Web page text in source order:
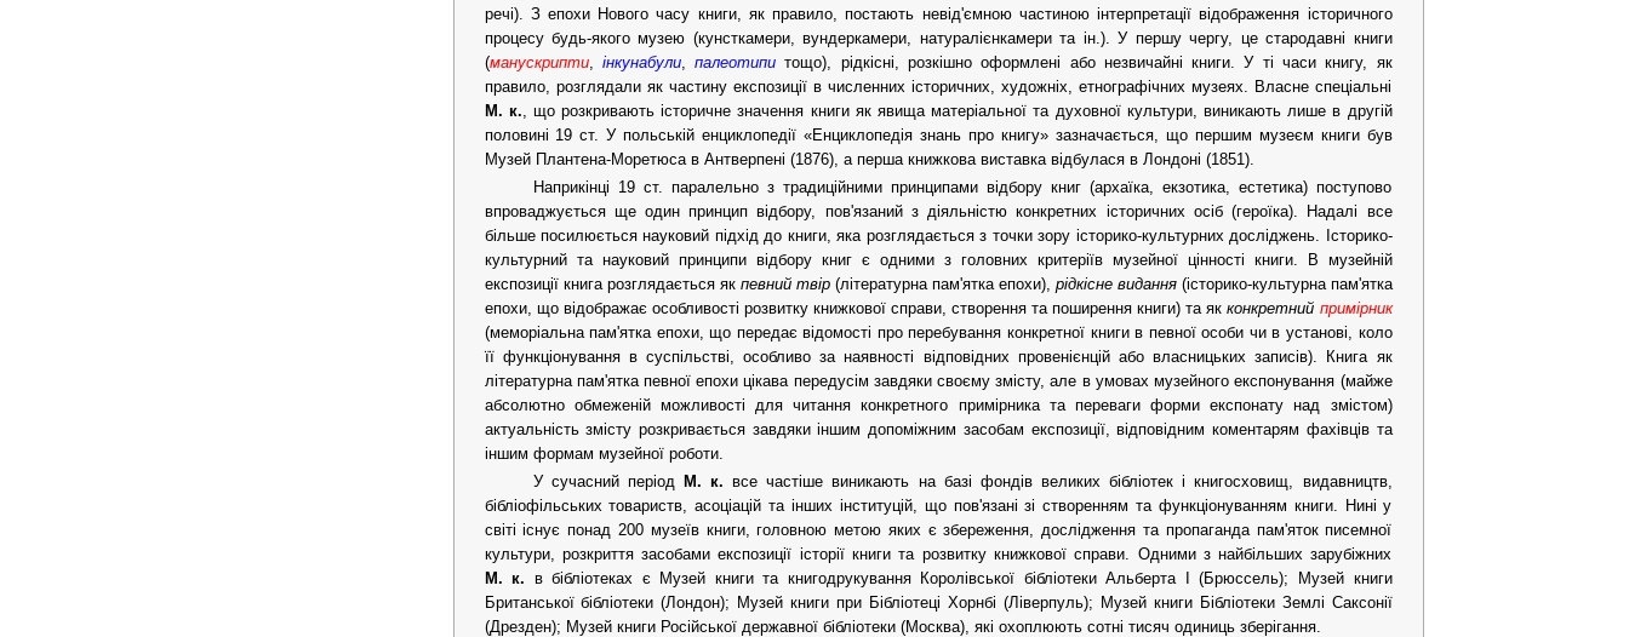
речі). З епохи Нового часу книги, як правило, постають невід'ємною частиною інтерпретації відображення історичного
процесу будь-якого музею (кунсткамери, вундеркамери, натуралієнкамери та ін.). У першу чергу, це стародавні книги
(манускрипти, інкунабули,палеотипи тощо), рідкісні, розкішно оформлені або незвичайні книги. У ті часи книгу, як
правило, розглядали як частину експозиції в численних історичних, художніх, етнографічних музеях. Власне спеціальні
М. к., що розкривають історичне значення книги як явища матеріальної та духовної культури, виникають лише в другій
половині 19 ст. У польській енциклопедії «Енциклопедія знань про книгу» зазначається, що першим музеєм книги був
Музей Плантена-Моретюса в Антверпені (1876), а перша книжкова виставка відбулася в Лондоні (1851).
Наприкінці 19 ст. паралельно з традиційними принципами відбору книг (архаїка, екзотика, естетика) поступово
впроваджується ще один принцип відбору, пов'язаний з діяльністю конкретних історичних осіб (героїка). Надалі все
більше посилюється науковий підхід до книги, яка розглядається з точки зору історико-культурних досліджень. Історико-
культурний та науковий принципи відбору книг є одними з головних критеріїв музейної цінності книги. В музейній
експозиції книга розглядається як певний твір(літературна пам'ятка епохи), рідкісне видання(історико-культурна пам'ятка
епохи, що відображає особливості розвитку книжкової справи, створення та поширення книги) та якконкретний примірник
(меморіальна пам'ятка епохи, що передає відомості про перебування конкретної книги в певної особи чи в установі, коло
її функціонування в суспільстві, особливо за наявності відповідних провенієнцій або власницьких записів). Книга як
літературна пам'ятка певної епохи цікава передусім завдяки своєму змісту, але в умовах музейного експонування (майже
абсолютно обмеженій можливості для читання конкретного примірника та переваги форми експонату над змістом)
актуальність змісту розкривається завдяки іншим допоміжним засобам експозиції, відповідним коментарям фахівців та
іншим формам музейної роботи.
У сучасний період М. к. все частіше виникають на базі фондів великих бібліотек і книгосховищ, видавництв,
бібліофільських товариств, асоціацій та інших інституцій, що пов'язані зі створенням та функціонуванням книги. Нині у
світі існує понад 200 музеїв книги, головною метою яких є збереження, дослідження та пропаганда пам'яток писемної
культури, розкриття засобами експозиції історії книги та розвитку книжкової справи. Одними з найбільших зарубіжних
М. к. в бібліотеках є Музей книги та книгодрукування Королівської бібліотеки Альберта І (Брюссель); Музей книги
Британської бібліотеки (Лондон); Музей книги при Бібліотеці Хорнбі (Ліверпуль); Музей книги Бібліотеки Землі Саксонії
(Дрезден); Музей книги Російської державної бібліотеки (Москва), які охоплюють сотні тисяч одиниць зберігання.